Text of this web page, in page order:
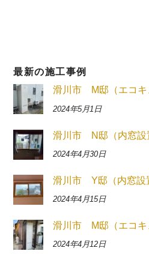
最新の施工事例
滑川市 M邸（エコキ
2024年5月1日
滑川市 N邸（内窓設
2024年4月30日
滑川市 Y邸（内窓設
2024年4月15日
滑川市 M邸（エコキ
2024年4月12日